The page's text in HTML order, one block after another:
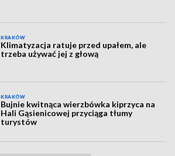
KRAKÓW
Klimatyzacja ratuje przed upałem, ale
trzeba używać jej z głową
KRAKÓW
Bujnie kwitnąca wierzbówka kiprzyca na
Hali Gąsienicowej przyciąga tłumy
turystów